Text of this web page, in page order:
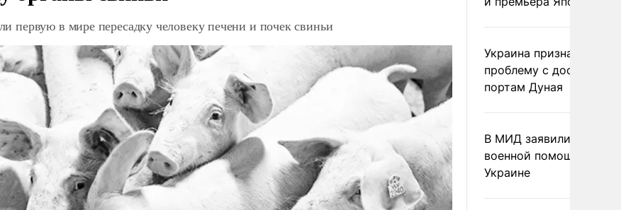
первую в мире пересадку человеку печени и почек свиньи
Украина признала
проблему с доступом к
портам Дуная
В МИД заявили о
военной помощи
Украине